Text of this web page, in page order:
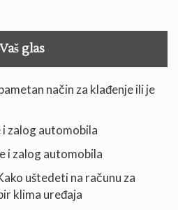
Vaš glas
način za klađenje ili je
zalog automobila
i zalog automobila
uštedeti na računu za
klima uređaja